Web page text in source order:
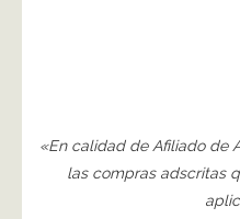
«En calidad de Afiliado de
las compras adscritas